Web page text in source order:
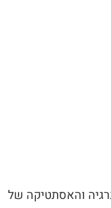
והאסתטיקה של